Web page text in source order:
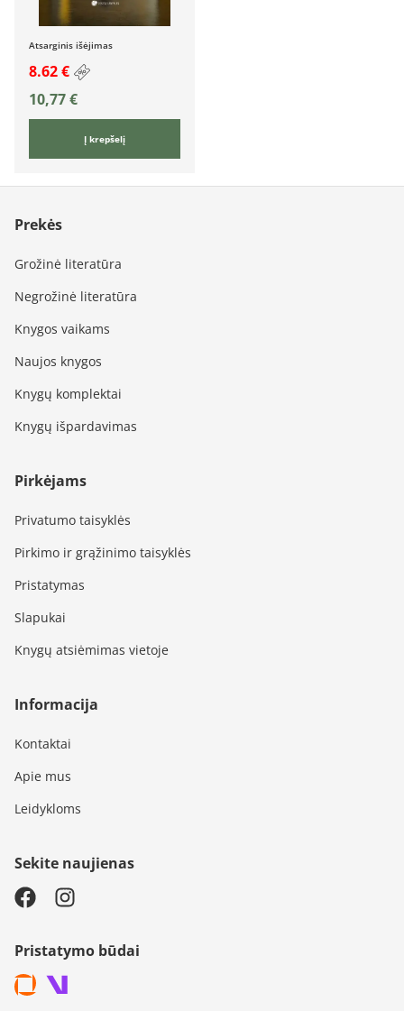
Atsarginis išėjimas
8.62 €
10,77€
Į krepšelį
Prekės
Grožinė literatūra
Negrožinė literatūra
Knygos vaikams
Naujos knygos
Knygų komplektai
Knygų išpardavimas
Pirkėjams
Privatumo taisyklės
Pirkimo ir grąžinimo taisyklės
Pristatymas
Slapukai
Knygų atsiėmimas vietoje
Informacija
Kontaktai
Apie mus
Leidykloms
Sekite naujienas
Pristatymo būdai